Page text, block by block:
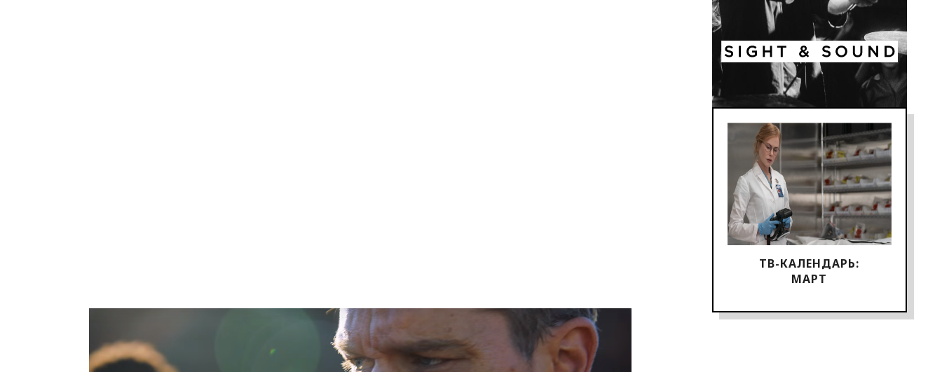
ТВ-КАЛЕНДАРЬ:
МАРТ